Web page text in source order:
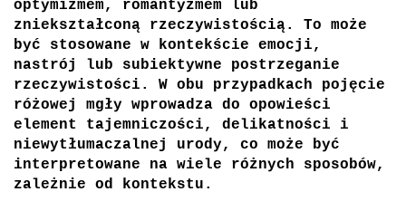
optymizmem, romantyzmem lub
zniekształconą rzeczywistością. To może
być stosowane w kontekście emocji,
nastrój lub subiektywne postrzeganie
rzeczywistości. W obu przypadkach pojęcie
różowej mgły wprowadza do opowieści
element tajemniczości, delikatności i
niewytłumaczalnej urody, co może być
interpretowane na wiele różnych sposobów,
zależnie od kontekstu.